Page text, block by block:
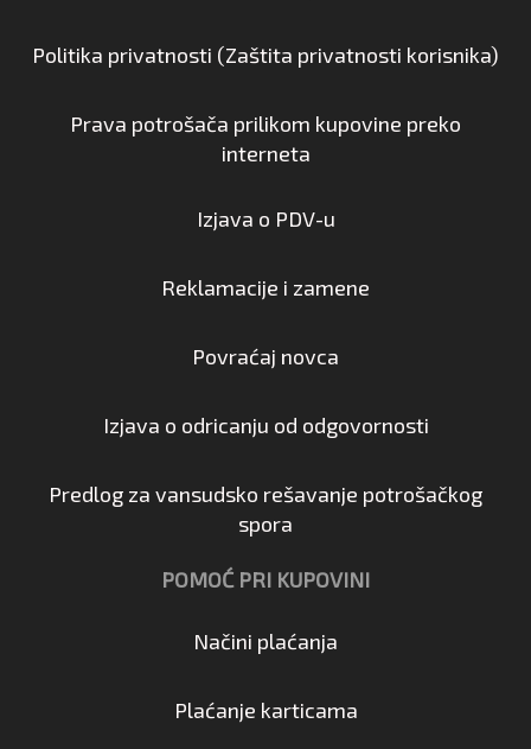
Politika privatnosti (Zaštita privatnosti korisnika)
Prava potrošača prilikom kupovine preko
interneta
Izjava o PDV-u
Reklamacije i zamene
Povraćaj novca
Izjava o odricanju od odgovornosti
Predlog za vansudsko rešavanje potrošačkog
spora
POMOĆ PRI KUPOVINI
Načini plaćanja
Plaćanje karticama